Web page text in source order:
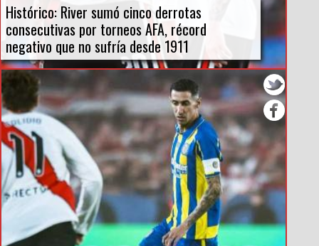
Histórico: River sumó cinco derrotas
consecutivas por torneos AFA, récord
negativo que no sufría desde 1911